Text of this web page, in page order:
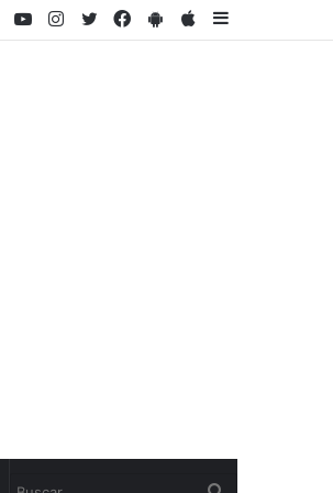
AppStore
PlayStore
Facebook
Twitter
Instagram
Youtube
WhatsApp